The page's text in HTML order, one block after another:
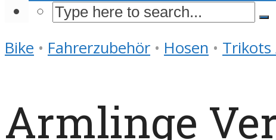
Bike • Fahrerzubehör • Hosen •
Armlinge